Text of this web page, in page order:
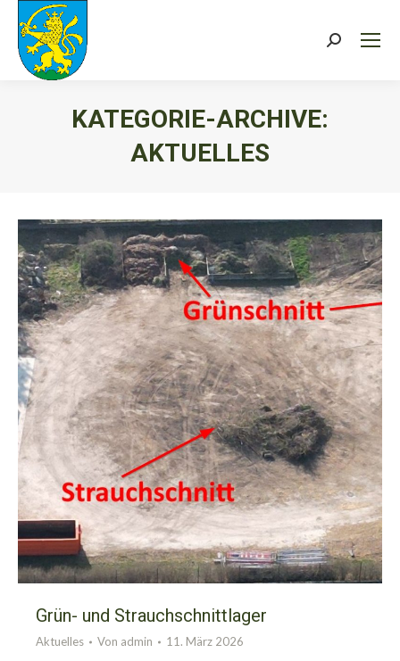
Search:
KATEGORIE-ARCHIVE:
AKTUELLES
Grün- und Strauchschnittlager
Aktuelles Von admin 11. März 2026